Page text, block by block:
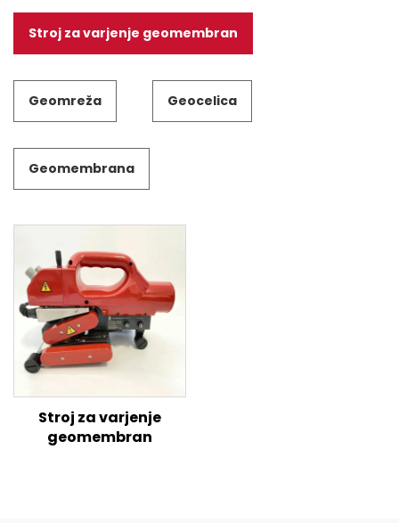
Stroj za varjenje geomembran
Geomreža Geocelica
Geomembrana
Stroj za varjenje
geomembran